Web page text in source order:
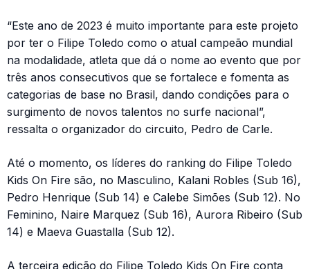
“Este ano de 2023 é muito importante para este projeto
por ter o Filipe Toledo como o atual campeão mundial
na modalidade, atleta que dá o nome ao evento que por
três anos consecutivos que se fortalece e fomenta as
categorias de base no Brasil, dando condições para o
surgimento de novos talentos no surfe nacional”,
ressalta o organizador do circuito, Pedro de Carle.
Até o momento, os líderes do ranking do Filipe Toledo
Kids On Fire são, no Masculino, Kalani Robles (Sub 16),
Pedro Henrique (Sub 14) e Calebe Simões (Sub 12). No
Feminino, Naire Marquez (Sub 16), Aurora Ribeiro (Sub
14) e Maeva Guastalla (Sub 12).
A terceira edição do Filipe Toledo Kids On Fire conta